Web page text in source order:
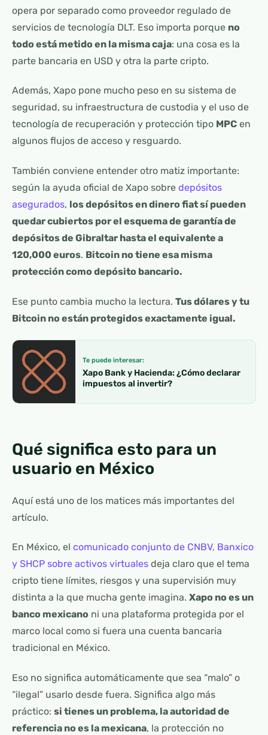
opera por separado como proveedor regulado de
servicios de tecnología DLT. Eso importa porque no
todo está metido en la misma caja: una cosa es la
parte bancaria en USD y otra la parte cripto.
Además, Xapo pone mucho peso en su sistema de
seguridad, su infraestructura de custodia y el uso de
tecnología de recuperación y protección tipo MPC en
algunos flujos de acceso y resguardo.
También conviene entender otro matiz importante:
según la ayuda oficial de Xapo sobre depósitos
asegurados, los depósitos en dinero fiat sí pueden
quedar cubiertos por el esquema de garantía de
depósitos de Gibraltar hasta el equivalente a
120,000 euros. Bitcoin no tiene esa misma
protección como depósito bancario.
Ese punto cambia mucho la lectura. Tus dólares y tu
Bitcoin no están protegidos exactamente igual.
Te puede interesar:
Xapo Bank y Hacienda: ¿Cómo declarar
impuestos al invertir?
Qué significa esto para un
usuario en México
Aquí está uno de los matices más importantes del
artículo.
En México, el comunicado conjunto de CNBV, Banxico
y SHCP sobre activos virtuales deja claro que el tema
cripto tiene límites, riesgos y una supervisión muy
distinta a la que mucha gente imagina. Xapo no es un
banco mexicano ni una plataforma protegida por el
marco local como si fuera una cuenta bancaria
tradicional en México.
Eso no significa automáticamente que sea “malo” o
“ilegal” usarlo desde fuera. Significa algo más
práctico: si tienes un problema, la autoridad de
referencia no es la mexicana, la protección no